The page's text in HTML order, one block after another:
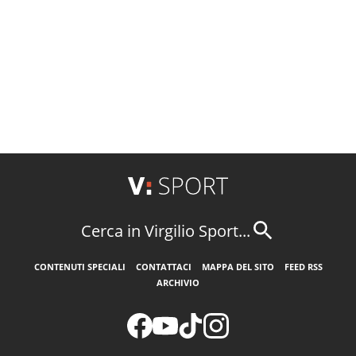
Cerca in Virgilio Sport...
CONTENUTI SPECIALI CONTATTACI MAPPA DEL SITO
FEED RSS
ARCHIVIO